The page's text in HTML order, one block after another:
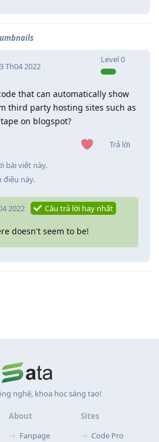
Level0
Th04 2022
that can automatically show
third party hosting sites such as
on blogspot?
Trả lời
bài viết này.
điều này.
2022 Câu trả lời hay nhất
doesn't seem to be!
nghệ, khoa học sáng tạo!
About
Fanpage
Sites
Code Pro